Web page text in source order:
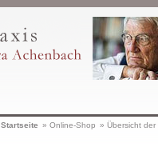
Startseite » Online-Shop » Übersicht